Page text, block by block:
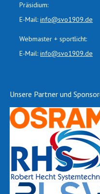
Präsidium:
E-Mail: info@svo1909.de
Webmaster + sportlicht:
E-Mail: info@svo1909.de
Unsere Partner und